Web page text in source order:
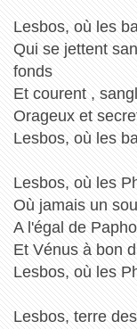
Lesbos, où les
Qui se jettent
fonds
Et courent ,
Orageux et
Lesbos, où les
Lesbos, où les
Où jamais un
A l'égal de
Et Vénus à bon
Lesbos, où les
Lesbos, terre